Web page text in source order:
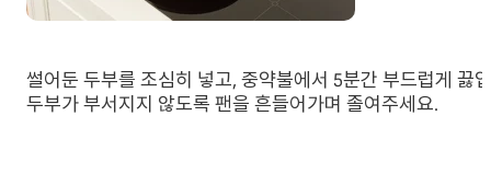
썰어둔 두부를 조심히 넣고, 중약불에서 5분간 부드럽게 끓
두부가 부서지지 않도록 팬을 흔들어가며 졸여주세요.